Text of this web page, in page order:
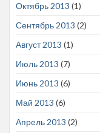
Октябрь 2013 (1)
Сентябрь 2013 (2)
Август 2013 (1)
Июль 2013 (7)
Июнь 2013 (6)
Май 2013 (6)
Апрель 2013 (2)